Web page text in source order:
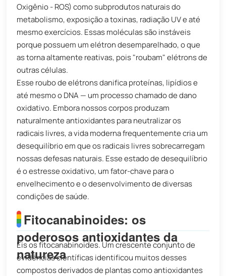
Oxigênio - ROS) como subprodutos naturais do
metabolismo, exposição a toxinas, radiação UV e até
mesmo exercícios. Essas moléculas são instáveis ​​
porque possuem um elétron desemparelhado, o que
as torna altamente reativas, pois "roubam" elétrons de
outras células.
Esse roubo de elétrons danifica proteínas, lipídios e
até mesmo o DNA — um processo chamado de dano
oxidativo. Embora nossos corpos produzam
naturalmente antioxidantes para neutralizar os
radicais livres, a vida moderna frequentemente cria um
desequilíbrio em que os radicais livres sobrecarregam
nossas defesas naturais. Esse estado de desequilíbrio
é o estresse oxidativo, um fator-chave para o
envelhecimento e o desenvolvimento de diversas
condições de saúde.
Fitocanabinoides: os
poderosos antioxidantes da
natureza
Eis os fitocanabinoides. Um crescente conjunto de
evidências científicas identificou muitos desses
compostos derivados de plantas como antioxidantes